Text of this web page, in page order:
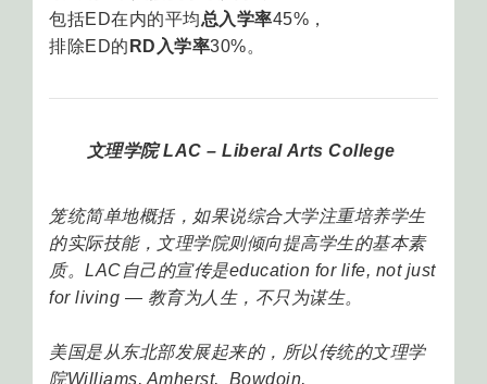
包括ED在内的平均总入学率45%，
排除ED的 RD入学率30%。
文理学院 LAC – Liberal Arts College
笼统简单地概括，如果说综合大学注重培养学生
的实际技能，文理学院则倾向提高学生的基本素
质。LAC自己的宣传是education for life, not just
for living — 教育为人生，不只为谋生。
美国是从东北部发展起来的，所以传统的文理学
院Williams, Amherst, Bowdoin,